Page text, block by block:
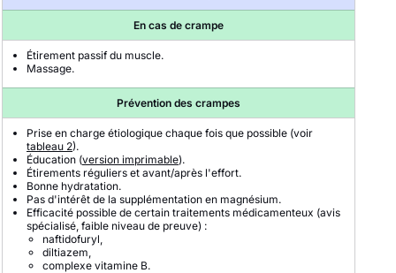
En cas de crampe
Étirement passif du muscle.
Massage.
Prévention des crampes
Prise en charge étiologique chaque fois que possible (voir
tableau 2).
Éducation (version imprimable).
Étirements réguliers et avant/après l'effort.
Bonne hydratation.
Pas d'intérêt de la supplémentation en magnésium.
Efficacité possible de certain traitements médicamenteux (avis
spécialisé, faible niveau de preuve) :
naftidofuryl,
diltiazem,
complexe vitamine B.